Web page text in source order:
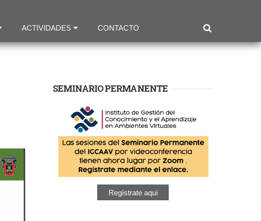
ACTIVIDADES CONTACTO
SEMINARIO PERMANENTE
Regístrate aquí